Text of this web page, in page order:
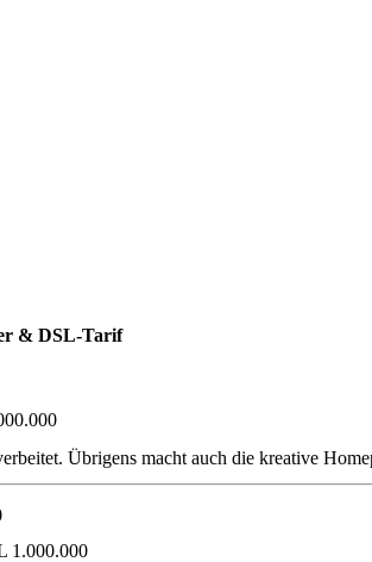
& DSL-Tarif
Übrigens macht auch die kreative
1.000.000